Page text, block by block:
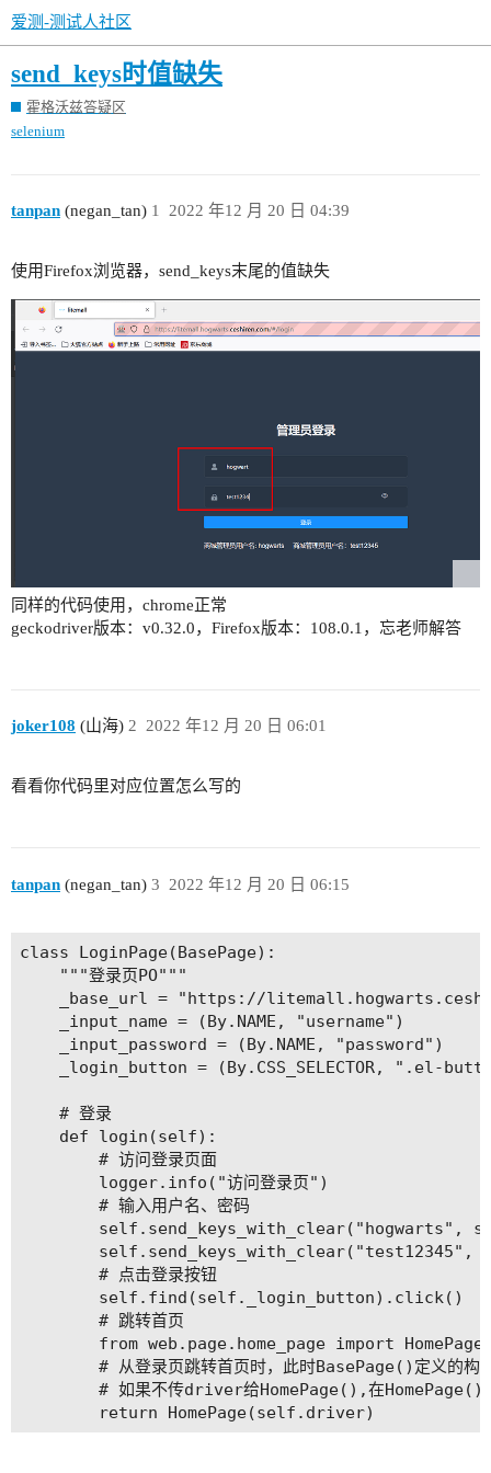
爱测-测试人社区
send_keys时值缺失
霍格沃兹答疑区
selenium
tanpan (negan_tan) 2022 年12 月 20 日 04:39
1
使用Firefox浏览器，send_keys末尾的值缺失
同样的代码使用，chrome正常
geckodriver版本：v0.32.0，Firefox版本：108.0.1，忘老师解答
joker108 (山海) 2022 年12 月 20 日 06:01
2
看看你代码里对应位置怎么写的
tanpan (negan_tan) 2022 年12 月 20 日 06:15
3
class LoginPage(BasePage):
    """登录页PO"""
_base_url = "https://
    _input_name = (By.NAME, "username")
    _input_password = (By.NAME, "password")
_login_button = (By.CSS_SELECTOR, ".el-
    # 登录
    def login(self):
        # 访问登录页面
        logger.info("访问登录页")
        # 输入用户名、密码
self.send_keys_with_clear("hogwarts",
self.send_keys_with_clear("test12345",
        # 点击登录按钮
        self.find(self._login_button).click()
        # 跳转首页
        from web.page.home_page import HomePage
# 从登录页跳转首页时，此时BasePage()定义的构
# 如果不传driver给HomePage(),在HomePage()会